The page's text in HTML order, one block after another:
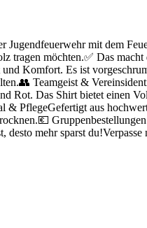
mit dem
tragen möchten.✅ Das
Komfort. Es ist
Teamgeist &
Rot. Das Shirt bietet einen
PflegeGefertigt aus
mehr sparst